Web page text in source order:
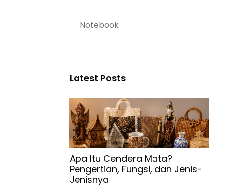
Notebook
Latest Posts
Apa Itu Cendera Mata?
Pengertian, Fungsi, dan Jenis-
Jenisnya